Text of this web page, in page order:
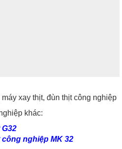
xay thịt, đùn thịt công nghiệp
khác:
nghiệp MK 32